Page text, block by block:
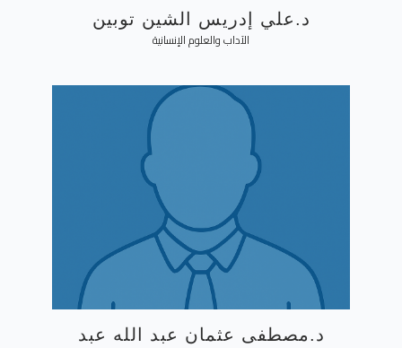
د.علي إدريس الشين توبين
الآداب والعلوم الإنسانية
د.مصطفى عثمان عبد الله عبد